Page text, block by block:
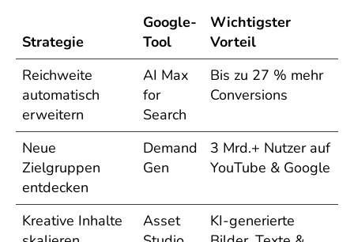
Strategie
Google-
Tool
Wichtigster
Vorteil
Reichweite
automatisch
erweitern
AI Max
for
Search
Bis zu 27 % mehr
Conversions
Neue
Zielgruppen
entdecken
Demand
Gen
3 Mrd.+ Nutzer auf
YouTube & Google
Kreative Inhalte
Asset
KI-generierte